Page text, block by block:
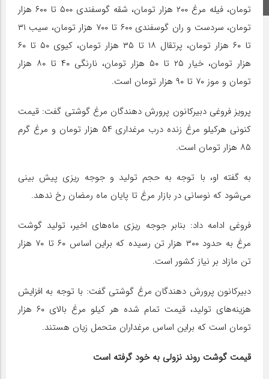
اینستاگرام
تومان، فیله مرغ ۲۰۰ هزار تومان، شقه گوسفندی ۵۰۰ تا ۶۰۰ هزار
تومان، سردست و ران گوسفندی ۶۰۰ تا ۷۰۰ هزار تومان، سیب ۳۱
تا ۶۰ هزار تومان، پرتقال ۱۸ تا ۳۵ هزار تومان، کیوی ۵۰ تا ۶۰
هزار تومان، خیار ۲۵ تا ۵۰ هزار تومان، نارنگی ۴۰ تا ۸۰ هزار
تومان و موز ۷۰ تا ۹۰ هزار تومان است.
پرویز فروغی دبیرکانون پرورش دهندگان مرغ گوشتی گفت: قیمت
کنونی هرکیلو مرغ زنده درب مرغداری ۵۴ هزار تومان و مرغ گرم
۸۵ هزار تومان است.
به گفته او، با توجه به حجم تولید و جوجه ریزی پیش بینی
می‌شود که نوسانی در بازار مرغ تا پایان ماه رمضان رخ ندهد.
فروغی ادامه داد: بنابر جوجه ریزی ماه‌های اخیر، تولید گوشت
مرغ به حدود ۳۰۰ هزار تن رسیده که براین اساس ۶۰ تا ۷۰ هزار
تن مازاد بر نیاز کشور است.
دبیرکانون پرورش دهندگان مرغ گوشتی گفت: با توجه به افزایش
هزینه‌های تولید، قیمت تمام شده هر کیلو مرغ بالای ۶۰ هزار
تومان است که براین اساس مرغداران متحمل زیان هستند.
قیمت گوشت روند نزولی به خود گرفته است